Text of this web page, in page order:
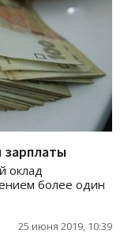
зарплаты
оклад
более один
25 июня 2019, 10:39